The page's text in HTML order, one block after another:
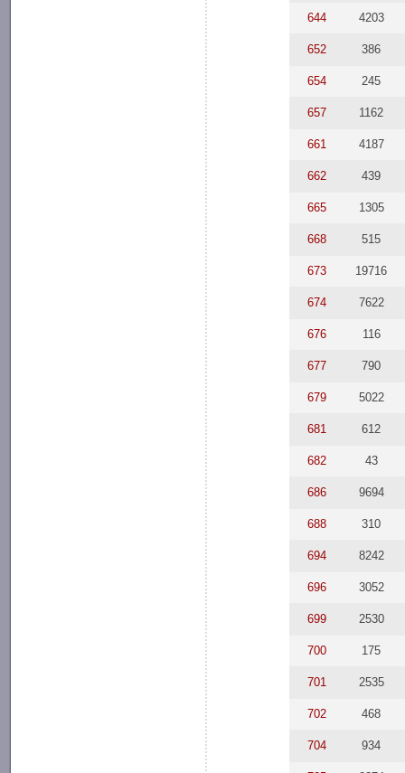
644 4203
652 386
654 245
657 1162
661 4187
662 439
665 1305
668 515
673 19716
674 7622
676 116
677 790
679 5022
681 612
682 43
686 9694
688 310
694 8242
696 3052
699 2530
700 175
701 2535
702 468
704 934